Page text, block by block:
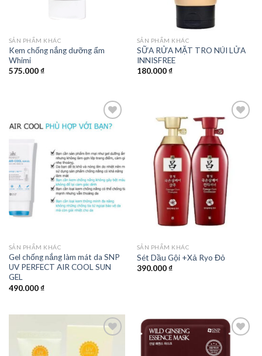
SẢN PHẨM KHÁC
Kem chống nắng dưỡng ẩm
Whimi
575.000₫
SẢN PHẨM KHÁC
SỮA RỬA MẶT TRO NÚI LỬA
INNISFREE
180.000₫
wishlist
SẢN PHẨM KHÁC
Gel chống nắng làm mát da SNP
UV PERFECT AIR COOL SUN
GEL
490.000₫
wishlist
SẢN PHẨM KHÁC
Sét Dầu Gội +Xả Ryo Đỏ
390.000₫